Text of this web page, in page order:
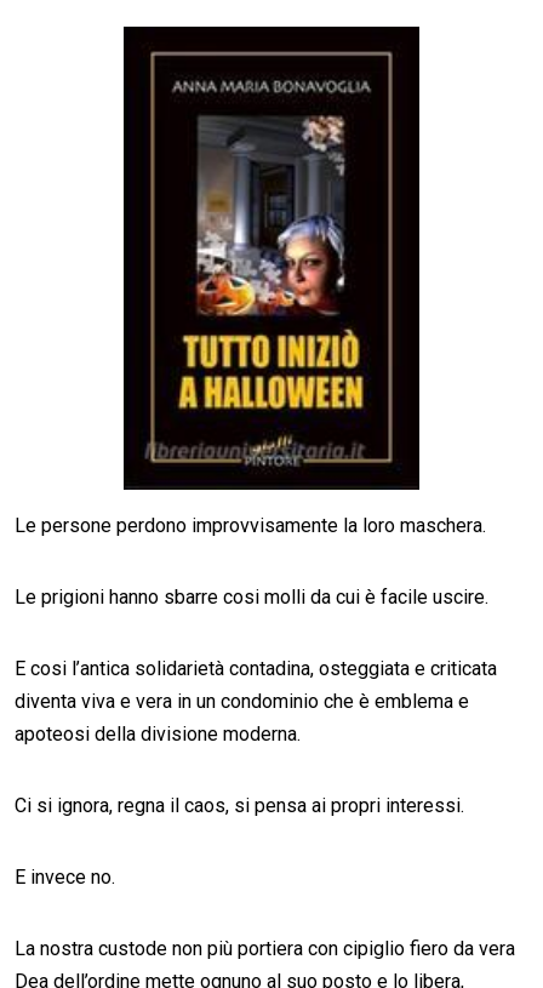
Le persone perdono improvvisamente la loro maschera.
Le prigioni hanno sbarre cosi molli da cui è facile uscire.
E cosi l’antica solidarietà contadina, osteggiata e criticata
diventa viva e vera in un condominio che è emblema e
apoteosi della divisione moderna.
Ci si ignora, regna il caos, si pensa ai propri interessi.
E invece no.
La nostra custode non più portiera con cipiglio fiero da vera
Dea dell’ordine mette ognuno al suo posto e lo libera,